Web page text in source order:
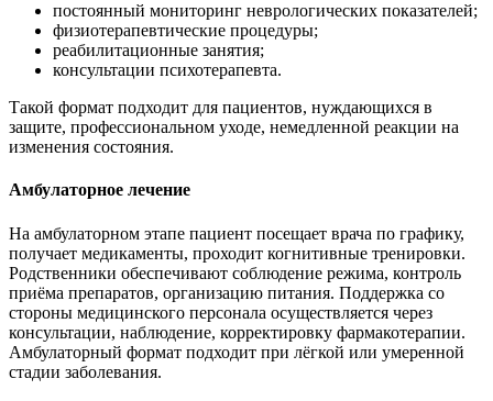
постоянный мониторинг неврологических показателей;
физиотерапевтические процедуры;
реабилитационные занятия;
консультации психотерапевта.
Такой формат подходит для пациентов, нуждающихся в
защите, профессиональном уходе, немедленной реакции на
изменения состояния.
Амбулаторное лечение
На амбулаторном этапе пациент посещает врача по графику,
получает медикаменты, проходит когнитивные тренировки.
Родственники обеспечивают соблюдение режима, контроль
приёма препаратов, организацию питания. Поддержка со
стороны медицинского персонала осуществляется через
консультации, наблюдение, корректировку фармакотерапии.
Амбулаторный формат подходит при лёгкой или умеренной
стадии заболевания.